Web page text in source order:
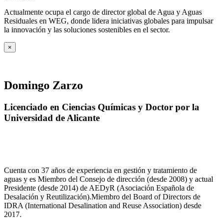
Actualmente ocupa el cargo de director global de Agua y Aguas
Residuales en WEG, donde lidera iniciativas globales para impulsar
la innovación y las soluciones sostenibles en el sector.
×
Domingo Zarzo
Licenciado en Ciencias Químicas y Doctor por la
Universidad de Alicante
Cuenta con 37 años de experiencia en gestión y tratamiento de
aguas y es Miembro del Consejo de dirección (desde 2008) y actual
Presidente (desde 2014) de AEDyR (Asociación Española de
Desalación y Reutilización).Miembro del Board of Directors de
IDRA (International Desalination and Reuse Association) desde
2017.